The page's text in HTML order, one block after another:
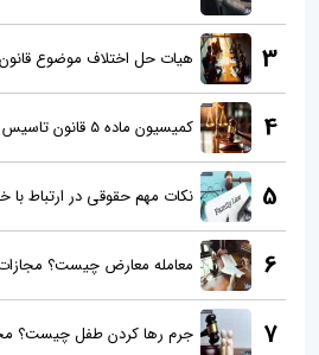
3 هیات حل اختلاف موضوع
4 کمیسیون ماده 5 قانون تاسیس شورای...
5 نکات مهم حقوقی در ارتباط
6 معامله معارض چیست؟
7 جرم رها کردن طفل چیست؟